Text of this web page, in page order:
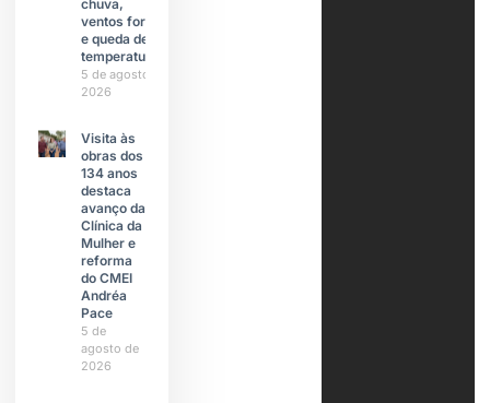
chuva,
ventos fortes
e queda de
temperatura
5 de agosto de
2026
Visita às
obras dos
134 anos
destaca
avanço da
Clínica da
Mulher e
reforma
do CMEI
Andréa
Pace
5 de
agosto de
2026